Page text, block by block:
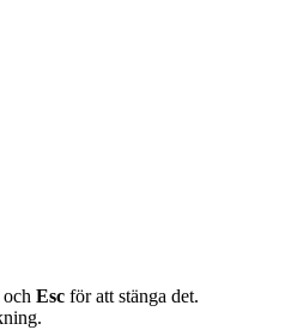
Esc för att stänga det.